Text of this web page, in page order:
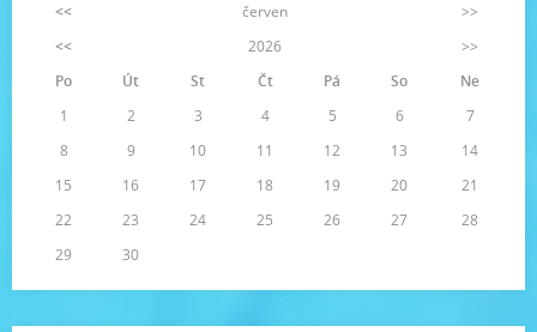
<< červen
>>
<<
2026
>>
Po
Út St Čt Pá So
Ne
1
2 3 4 5 6
7
8
9 10 11 12 13
14
15
16 17 18 19 20
21
22
23 24 25 26 27
28
29
30